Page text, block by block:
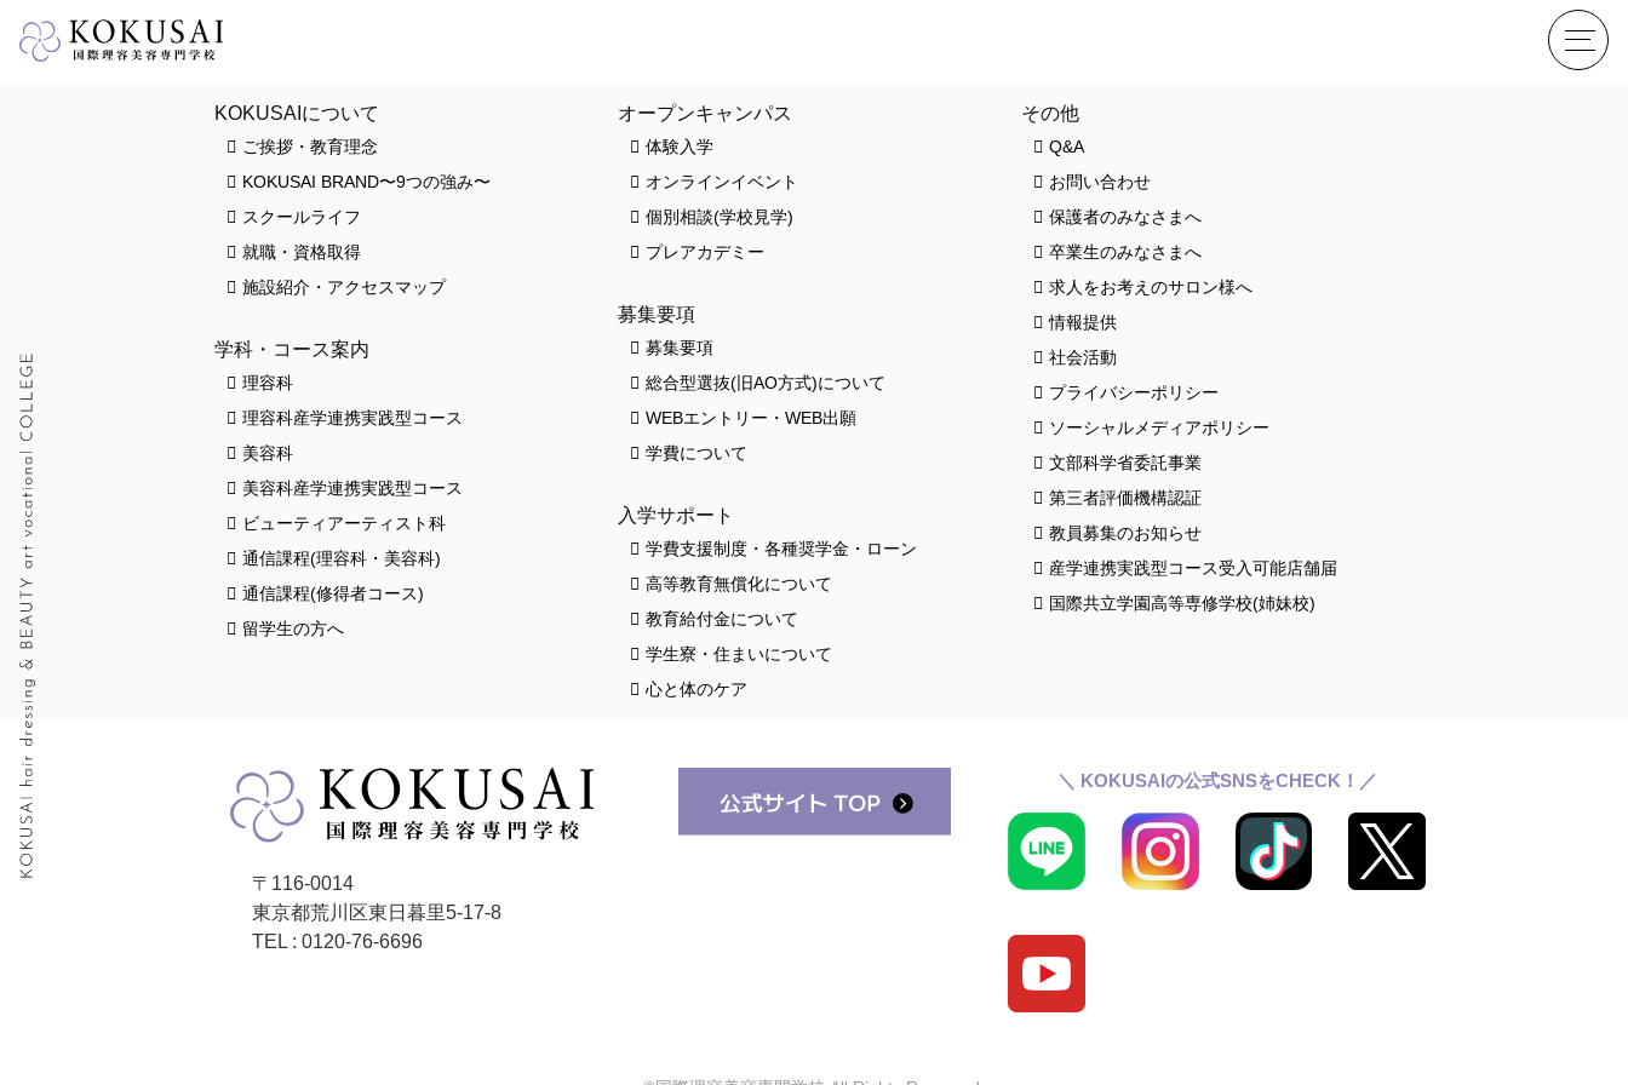
HOME
スクールライフ
クロワッサンス(卒業生の活躍)
お知らせ
KOKUSAIについて
ご挨拶・教育理念
KOKUSAI BRAND〜9つの強み〜
スクールライフ
就職・資格取得
施設紹介・アクセスマップ
学科・コース案内
理容科
理容科産学連携実践型コース
美容科
美容科産学連携実践型コース
ビューティアーティスト科
通信課程(理容科・美容科)
通信課程(修得者コース)
留学生の方へ
オープンキャンパス
体験入学
オンラインイベント
個別相談(学校見学)
プレアカデミー
募集要項
募集要項
総合型選抜(旧AO方式)について
WEBエントリー・WEB出願
学費について
入学サポート
学費支援制度・各種奨学金・ローン
高等教育無償化について
教育給付金について
学生寮・住まいについて
心と体のケア
その他
Q&A
お問い合わせ
保護者のみなさまへ
卒業生のみなさまへ
求人をお考えのサロン様へ
情報提供
社会活動
プライバシーポリシー
ソーシャルメディアポリシー
文部科学省委託事業
第三者評価機構認証
教員募集のお知らせ
産学連携実践型コース受入可能店舗届
国際共立学園高等専修学校(姉妹校)
〒116-0014
東京都荒川区東日暮里5-17-8
TEL : 0120-76-6696
＼ KOKUSAIの公式SNSをCHECK！／